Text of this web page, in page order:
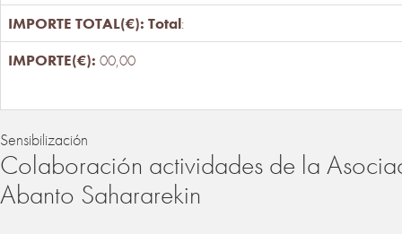
Total:
00,00
Sensibilización
Colaboración actividades de la
Abanto Sahararekin